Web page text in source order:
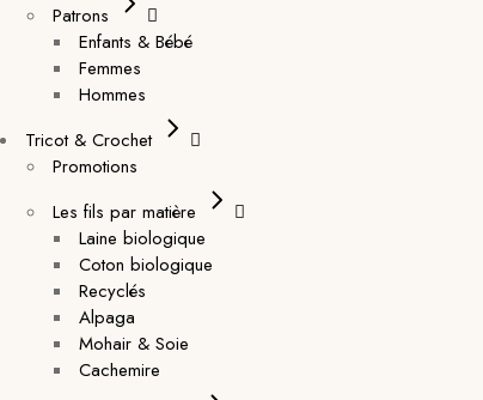
Patrons
Enfants & Bébé
Femmes
Hommes
Tricot & Crochet
Promotions
Les fils par matière
Laine biologique
Coton biologique
Recyclés
Alpaga
Mohair & Soie
Cachemire